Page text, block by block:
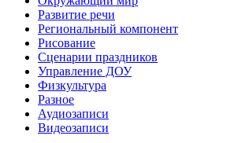
Развитие речи
Региональный компонент
Рисование
Сценарии праздников
Управление ДОУ
Физкультура
Разное
Аудиозаписи
Видеозаписи